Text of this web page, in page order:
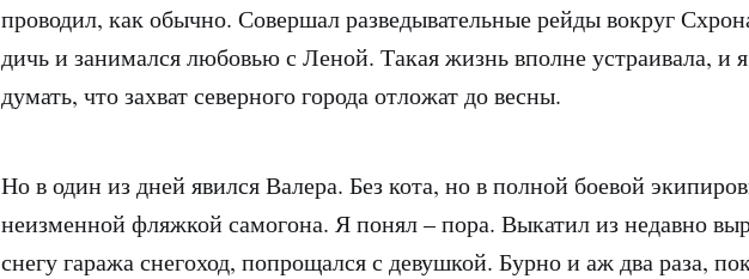
проводил, как обычно. Совершал разведывательные рейды вокруг
дичь и занимался любовью с Леной. Такая жизнь вполне устраивала, и
думать, что захват северного города отложат до весны.
Но в один из дней явился Валера. Без кота, но в полной боевой
неизменной фляжкой самогона. Я понял – пора. Выкатил из недавно
снегу гаража снегоход, попрощался с девушкой. Бурно и аж два раза,